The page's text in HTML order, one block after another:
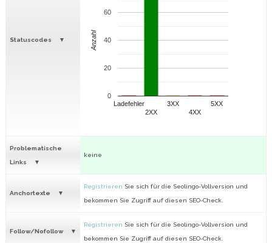
Statuscodes
Ladefehler
2XX
3XX
4XX
5XX
0
20
40
60
Anzahl
Problematische
Links
keine
Anchortexte
Registrieren Sie sich für die Seolingo-Vollversion und
bekommen Sie Zugriff auf diesen SEO-Check.
Follow/Nofollow
Registrieren Sie sich für die Seolingo-Vollversion und
bekommen Sie Zugriff auf diesen SEO-Check.